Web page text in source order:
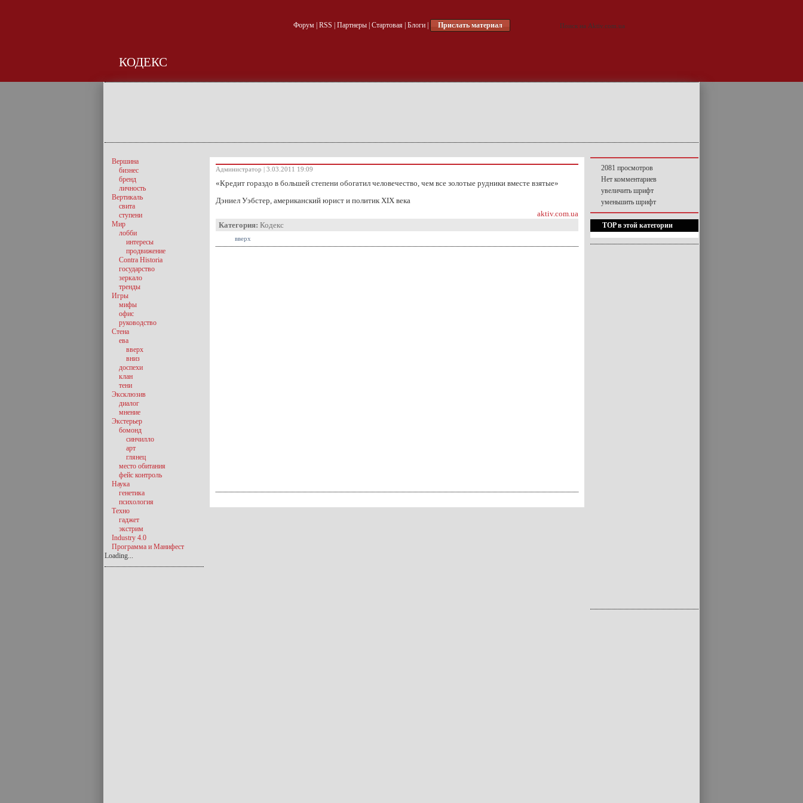
Форум| RSS Партнеры| Стартовая| Блоги| Прислать материал
КОДЕКС
Администратор | 3.03.2011 19:09
«Кредит гораздо в большей степени обогатил человечество, чем все золотые рудники вместе взятые»
Дэниел Уэбстер, американский юрист и политик XIX века
aktiv.com.ua
Категория: Кодекс
вверх
Вершина
бизнес
бренд
личность
Вертикаль
свита
ступени
Мир
лобби
интересы
продвижение
Contra Historia
государство
зеркало
тренды
Игры
мифы
офис
руководство
Стена
ева
вверх
вниз
доспехи
клан
тени
Эксклюзив
диалог
мнение
Экстерьер
бомонд
синчилло
арт
глянец
место обитания
фейс контроль
Наука
генетика
психология
Техно
гаджет
экстрим
Industry 4.0
Программа и Манифест
Loading...
2081 просмотров
Нет комментариев
увеличить шрифт
уменьшить шрифт
TOP в этой категории